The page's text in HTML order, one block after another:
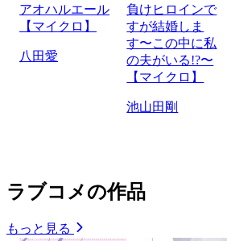
アオハルエール
【マイクロ】
八田愛
負けヒロインで
すが結婚しま
す〜この中に私
の夫がいる!?〜
【マイクロ】
池山田剛
ラブコメの作品
もっと見る